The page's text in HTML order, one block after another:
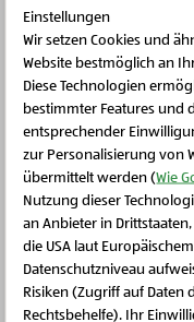
SieAchtsamkeit
Einstellungen
Wir setzen Cookies und
Website bestmöglich an
Diese Technologien
bestimmter Features und
entsprechender
zur Personalisierung von
übermittelt werden (Wie
Nutzung dieser
an Anbieter in
die USA laut
Datenschutzniveau
Risiken (Zugriff auf Daten
Rechtsbehelfe). Ihr